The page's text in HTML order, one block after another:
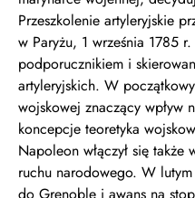
Przeszkolenie artyleryjskie
w Paryżu, 1 września 1785
podporucznikiem i
artyleryjskich. W
wojskowej znaczący wpływ
koncepcje teoretyka
Napoleon włączył się także
ruchu narodowego. W
do Grenoble i awans na